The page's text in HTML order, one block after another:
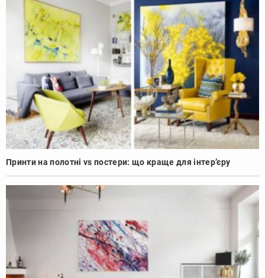
Принти на полотні vs постери: що краще для інтер’єру